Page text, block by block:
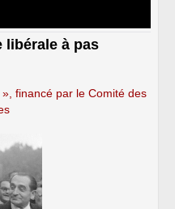
libérale à pas
financé par le Comité des